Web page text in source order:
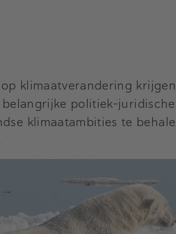
klimaatverandering
politiek-
klimaatambities te